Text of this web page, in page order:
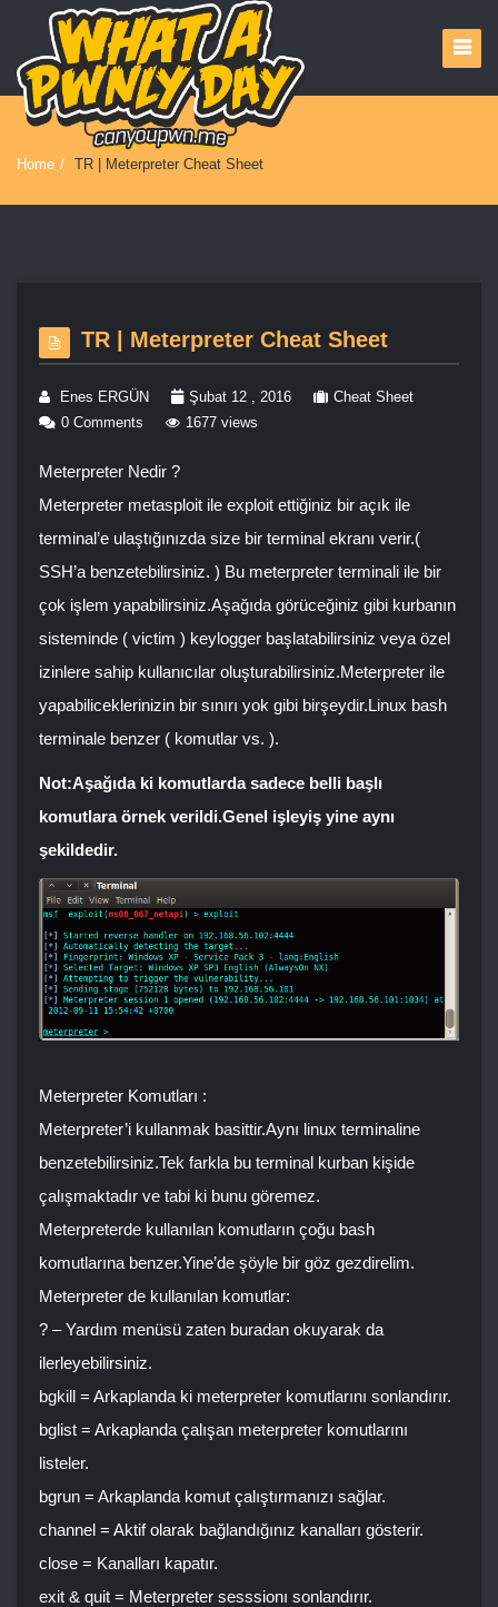
Home / TR | Meterpreter Cheat Sheet
TR | Meterpreter Cheat Sheet
Enes ERGÜN Şubat 12 , 2016
Cheat Sheet
0 Comments
1677 views
Meterpreter Nedir ?
Meterpreter metasploit ile exploit ettiğiniz bir açık ile
terminal’e ulaştığınızda size bir terminal ekranı verir.(
SSH’a benzetebilirsiniz. ) Bu meterpreter terminali ile bir
çok işlem yapabilirsiniz.Aşağıda görüceğiniz gibi kurbanın
sisteminde ( victim ) keylogger başlatabilirsiniz veya özel
izinlere sahip kullanıcılar oluşturabilirsiniz.Meterpreter ile
yapabiliceklerinizin bir sınırı yok gibi birşeydir.Linux bash
terminale benzer ( komutlar vs. ).
Not:Aşağıda ki komutlarda sadece belli başlı
komutlara örnek verildi.Genel işleyiş yine aynı
şekildedir.
Meterpreter Komutları :
Meterpreter’i kullanmak basittir.Aynı linux terminaline
benzetebilirsiniz.Tek farkla bu terminal kurban kişide
çalışmaktadır ve tabi ki bunu göremez.
Meterpreterde kullanılan komutların çoğu bash
komutlarına benzer.Yine’de şöyle bir göz gezdirelim.
Meterpreter de kullanılan komutlar:
? – Yardım menüsü zaten buradan okuyarak da
ilerleyebilirsiniz.
bgkill = Arkaplanda ki meterpreter komutlarını sonlandırır.
bglist = Arkaplanda çalışan meterpreter komutlarını
listeler.
bgrun = Arkaplanda komut çalıştırmanızı sağlar.
channel = Aktif olarak bağlandığınız kanalları gösterir.
close = Kanalları kapatır.
exit & quit = Meterpreter sesssionı sonlandırır.